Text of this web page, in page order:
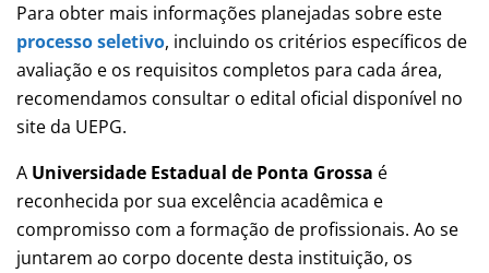
Para obter mais informações planejadas sobre este
processo seletivo, incluindo os critérios específicos de
avaliação e os requisitos completos para cada área,
recomendamos consultar o edital oficial disponível no
site da UEPG.
A Universidade Estadual de Ponta Grossa é
reconhecida por sua excelência acadêmica e
compromisso com a formação de profissionais. Ao se
juntarem ao corpo docente desta instituição, os